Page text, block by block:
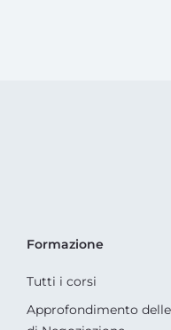
Formazione
Tutti i corsi
Approfondimento